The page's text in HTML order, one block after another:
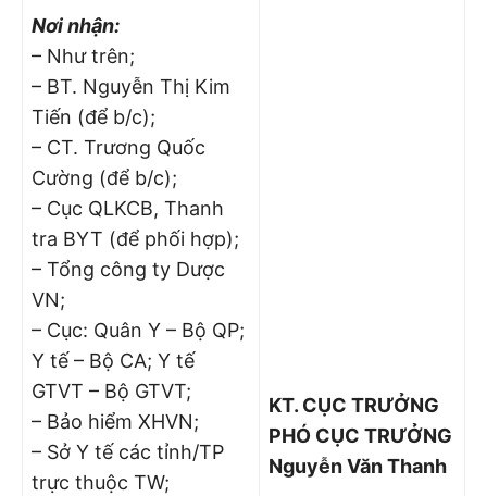
Nơi nhận:
– Như trên;
– BT. Nguyễn Thị Kim
Tiến (để b/c);
– CT. Trương Quốc
Cường (để b/c);
– Cục QLKCB, Thanh
tra BYT (để phối hợp);
– Tổng công ty Dược
VN;
– Cục: Quân Y – Bộ QP;
Y tế – Bộ CA; Y tế
GTVT – Bộ GTVT;
– Bảo hiểm XHVN;
– Sở Y tế các tỉnh/TP
trực thuộc TW;
KT. CỤC TRƯỞNG
PHÓ CỤC TRƯỞNG
Nguyễn Văn Thanh